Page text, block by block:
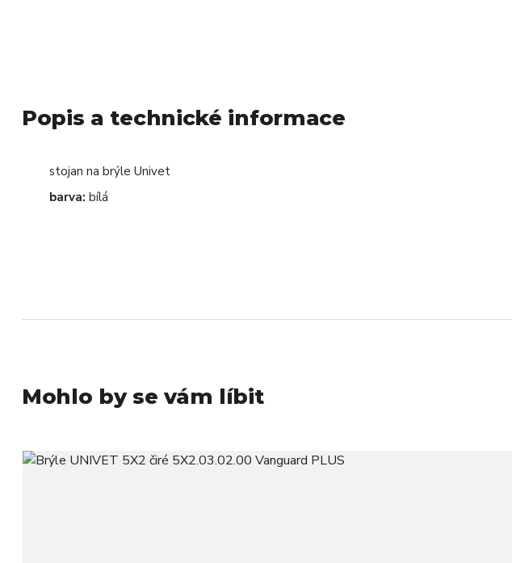
Popis a technické informace
stojan na brýle Univet
barva: bílá
Mohlo by se vám líbit